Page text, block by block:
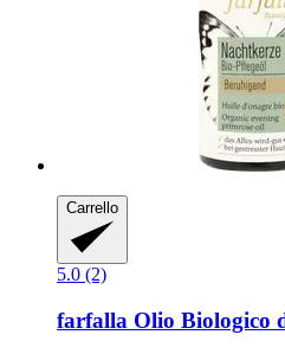
Carrello
5.0 (2)
farfalla Olio Biologico